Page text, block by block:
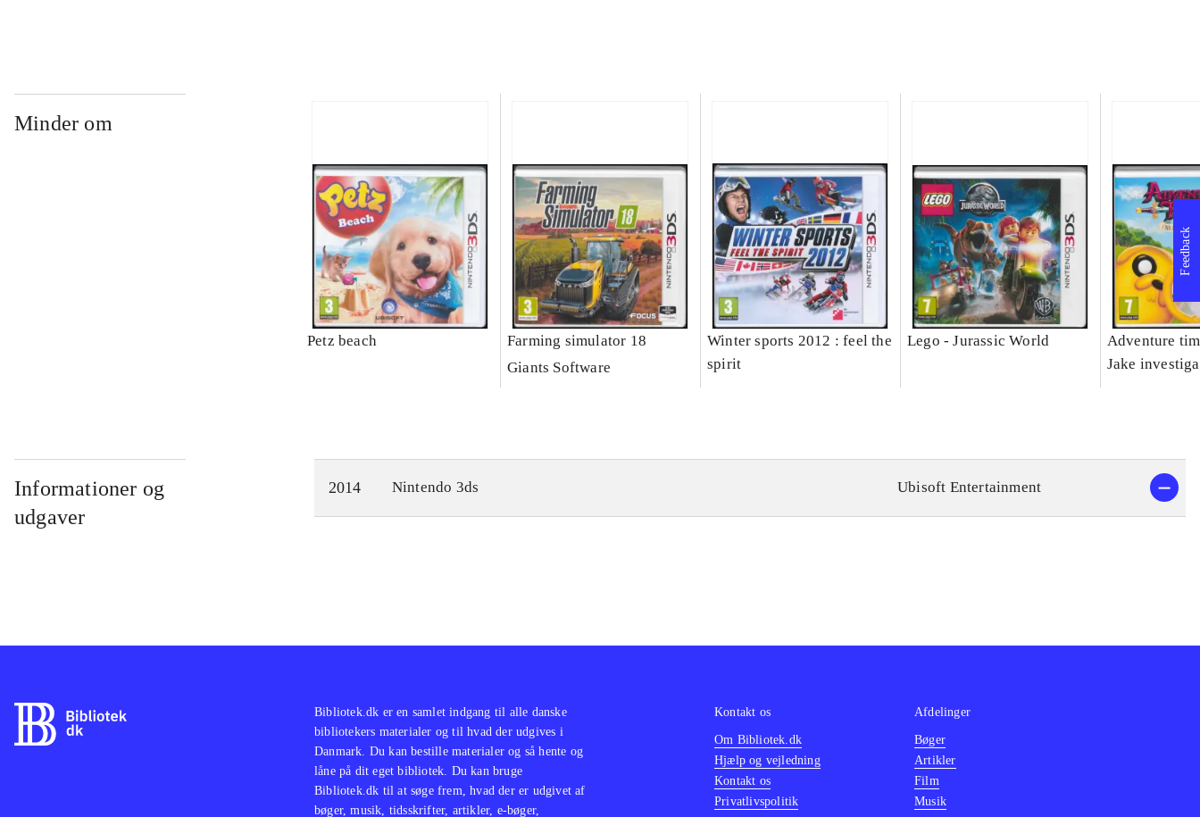
Minder om
Petz beach
Farming simulator 18
Giants Software
Winter sports 2012 : feel the
spirit
Lego - Jurassic World
Adventure
Jake
Informationer og
udgaver
2014 Nintendo 3ds Ubisoft Entertainment
Feedback
Bibliotek.dk er en samlet indgang til alle danske
bibliotekers materialer og til hvad der udgives i
Danmark. Du kan bestille materialer og så hente og
låne på dit eget bibliotek. Du kan bruge
Bibliotek.dk til at søge frem, hvad der er udgivet af
bøger, musik, tidsskrifter, artikler, e-bøger,
Kontakt os
Om Bibliotek.dk
Hjælp og vejledning
Kontakt os
Privatlivspolitik
Afdelinger
Bøger
Artikler
Film
Musik